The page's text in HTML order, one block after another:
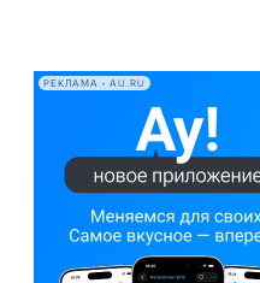
РЕКЛАМА • AU.RU